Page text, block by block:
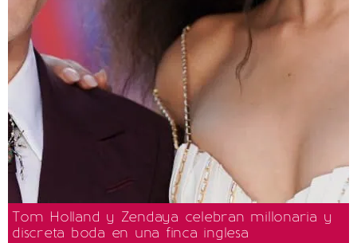
Tom Holland y Zendaya celebran millonaria y
discreta boda en una finca inglesa